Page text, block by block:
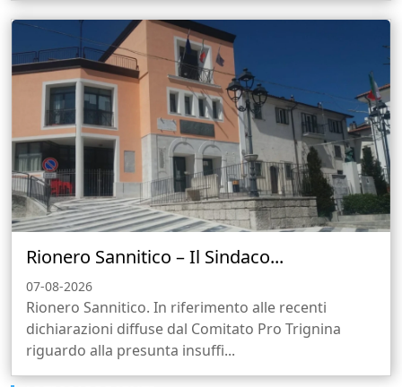
Rionero Sannitico – Il Sindaco...
07-08-2026
Rionero Sannitico. In riferimento alle recenti
dichiarazioni diffuse dal Comitato Pro Trignina
riguardo alla presunta insuffi...